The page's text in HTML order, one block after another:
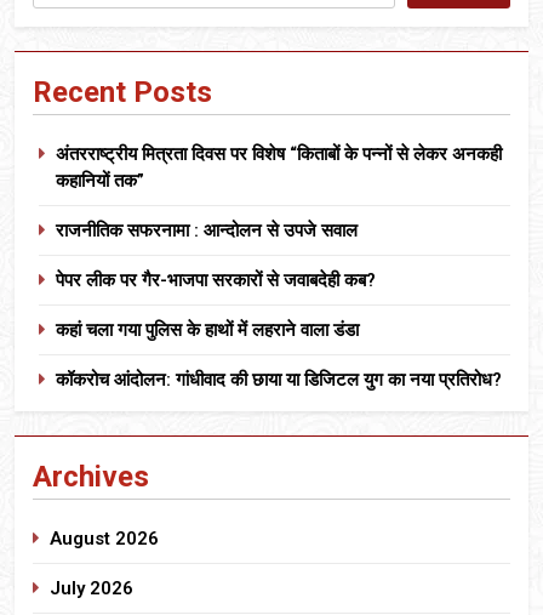
Recent Posts
अंतरराष्ट्रीय मित्रता दिवस पर विशेष “किताबों के पन्नों से लेकर अनकही
कहानियों तक”
राजनीतिक सफरनामा : आन्दोलन से उपजे सवाल
पेपर लीक पर गैर-भाजपा सरकारों से जवाबदेही कब?
कहां चला गया पुलिस के हाथों में लहराने वाला डंडा
कॉकरोच आंदोलन: गांधीवाद की छाया या डिजिटल युग का नया प्रतिरोध?
Archives
August 2026
July 2026